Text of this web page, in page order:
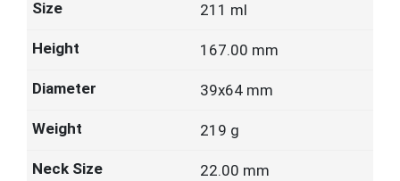
211 ml
167.00 mm
39x64 mm
219 g
22.00 mm